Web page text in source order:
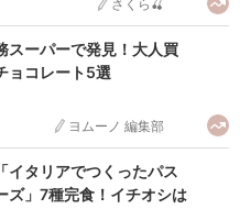
さくら🍒
スーパーで発見！大人買
ョコレート5選
ヨムーノ 編集部
イタリアでつくったパス
ズ」7種完食！イチオシは